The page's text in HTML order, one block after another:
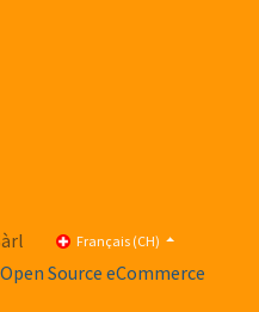
Français (CH)
Open Source eCommerce